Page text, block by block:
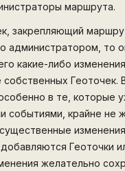
маршрута.
закрепляющий
администратором, то
какие-либо
собственных
в те, которые
событиями, крайне не
Геоточки
желательно